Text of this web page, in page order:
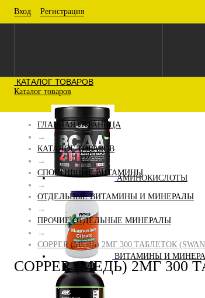
Вход Регистрация
КАТАЛОГ ТОВАРОВ
Каталог товаров
АМИНОКИСЛОТЫ
ВИТАМИНЫ И
ГЛАВНАЯ СТРАНИЦА
→
КАТАЛОГ ТОВАРОВ
→
СПОРТИВНЫЕ ВИТАМИНЫ
→
ОТДЕЛЬНЫЕ ВИТАМИНЫ И МИНЕРАЛЫ
→
ПРОЧИЕ ОТДЕЛЬНЫЕ МИНЕРАЛЫ
→
COPPER (МЕДЬ) 2МГ 300 ТАБЛЕТОК
COPPER (МЕДЬ) 2МГ 300